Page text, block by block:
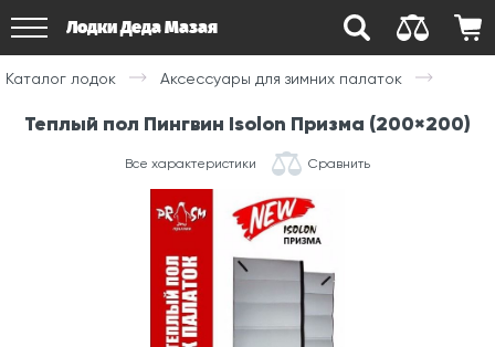
Лодки Деда Мазая
Каталог лодок Аксессуары для зимних палаток
Теплый пол Пингвин Isolon Призма (200×200)
Все характеристики Сравнить